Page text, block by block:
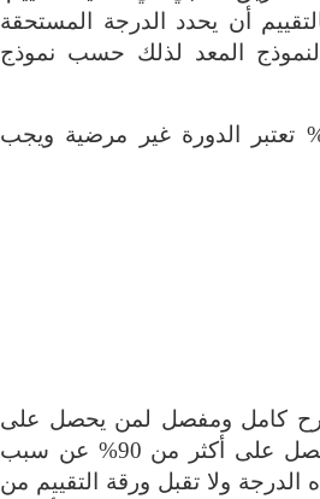
أن يحدد الدرجة المستحقة
المعد لذلك حسب نموذج
الدرجة اقل من 60% تعتبر الدورة غير مرضية ويجب
كامل ومفصل لمن يحصل على
اقل من 60% أو من يحصل على أكثر من 90% عن سبب
ولا تقبل ورقة التقييم من